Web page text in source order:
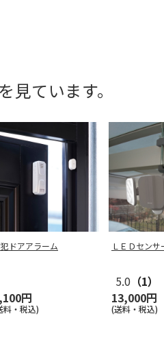
見ています。
ドアアラーム
円
料・税込)
ＬＥＤセンサ
5.0 （1）
13,000円
(送料・税込)